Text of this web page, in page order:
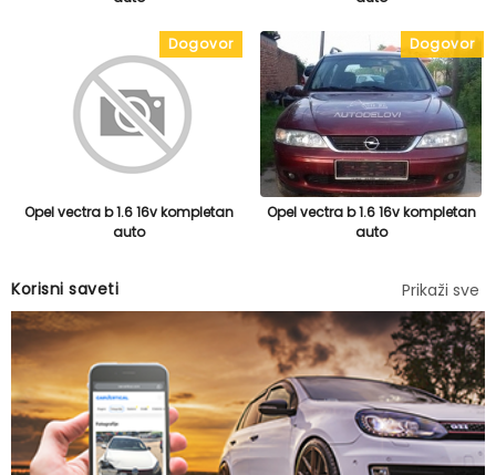
Dogovor
Opel vectra b 1.6 16v kompletan
auto
Dogovor
Opel vectra b 1.6 16v kompletan
auto
Korisni saveti Prikaži sve